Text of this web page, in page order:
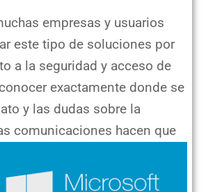
empresas y usuarios
este tipo de soluciones por
a la seguridad y acceso de
exactamente donde se
y las dudas sobre la
comunicaciones hacen que